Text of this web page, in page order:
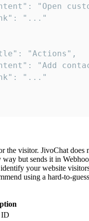
"Open
"..."
"Actions",
"Add
"..."
the visitor. JivoChat does
but sends it in
your website
using a hard-to-